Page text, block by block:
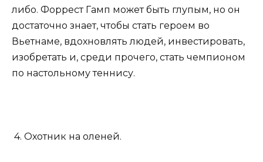
либо. Форрест Гамп может быть глупым, но он
достаточно знает, чтобы стать героем во
Вьетнаме, вдохновлять людей, инвестировать,
изобретать и, среди прочего, стать чемпионом
по настольному теннису.
4. Охотник на оленей.